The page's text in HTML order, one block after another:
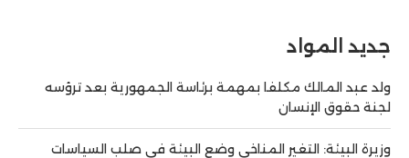
جديد المواد
ولد عبد المالك مكلفا بمهمة برئاسة الجمهورية بعد ترؤسه
لجنة حقوق الإنسان
وزيرة البيئة: التغير المناخي وضع البيئة في صلب السياسات